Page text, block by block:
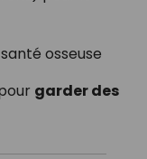
osseuse
garder des